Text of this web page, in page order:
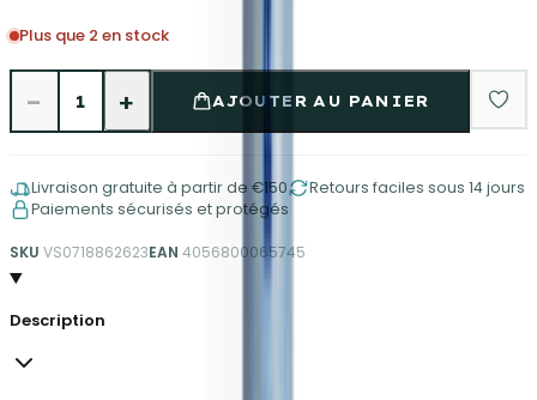
Plus que 2 en stock
− 1 + AJOUTER AU PANIER
Livraison gratuite à partir de €150
Retours faciles sous 14 jours
Paiements sécurisés et protégés
SKU VS0718862623EAN 4056800065745
Description